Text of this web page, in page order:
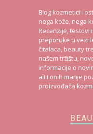
Blog kozmetici i
nega kože, nega
Recenzije, testovi
preporuke u vezi
čitalaca, beauty
našem tržištu,
informacije o
ali i onih manje
proizvođača